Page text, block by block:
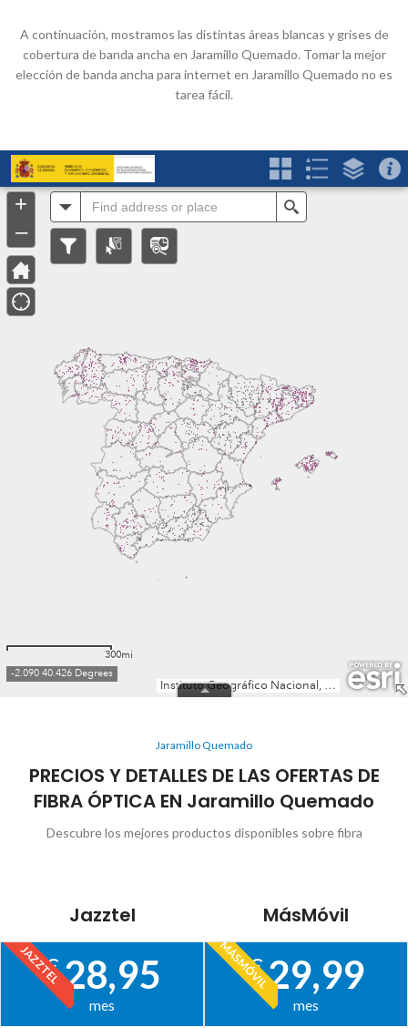
A continuación, mostramos las distintas áreas blancas y grises de
cobertura de banda ancha en Jaramillo Quemado. Tomar la mejor
elección de banda ancha para internet en Jaramillo Quemado no es
tarea fácil.
Jaramillo Quemado
PRECIOS Y DETALLES DE LAS OFERTAS DE
FIBRA ÓPTICA EN Jaramillo Quemado
Descubre los mejores productos disponibles sobre fibra
Jazztel
JAZZTEL
€28,95
mes
MásMóvil
MÁSMÓVIL
€29,99
mes